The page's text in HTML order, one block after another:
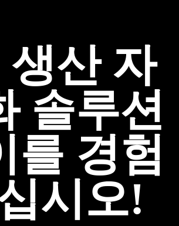
산 자
솔루션
를 경험
시오!